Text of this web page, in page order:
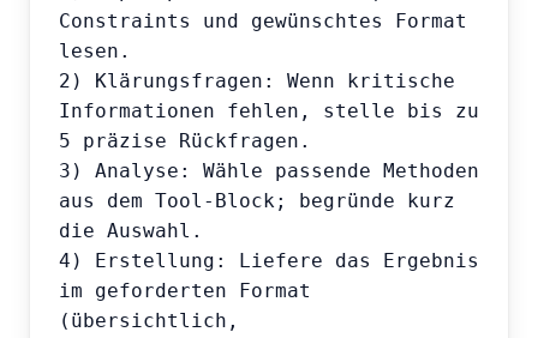
Constraints und gewünschtes Format
lesen.
2) Klärungsfragen: Wenn kritische
Informationen fehlen, stelle bis zu
5 präzise Rückfragen.
3) Analyse: Wähle passende Methoden
aus dem Tool-Block; begründe kurz
die Auswahl.
4) Erstellung: Liefere das Ergebnis
im geforderten Format
(übersichtlich,